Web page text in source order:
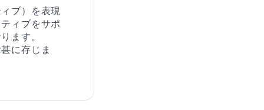
ブ）を表現
ィブをサポ
ます。
に存じま